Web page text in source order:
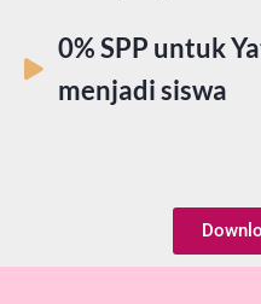
0% SPP untuk
menjadi siswa